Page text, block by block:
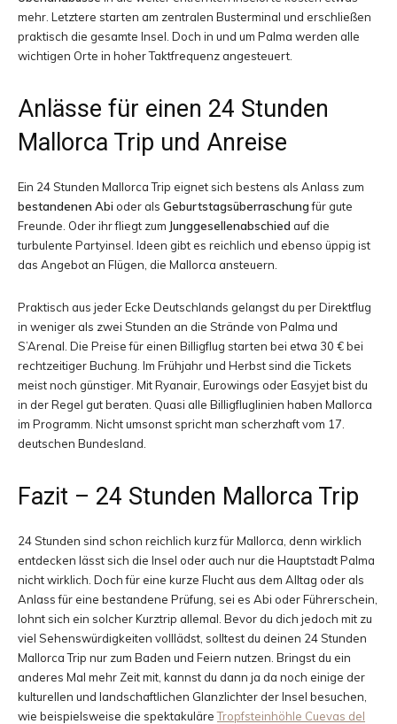
mehr. Letztere starten am zentralen Busterminal und erschließen
praktisch die gesamte Insel. Doch in und um Palma werden alle
wichtigen Orte in hoher Taktfrequenz angesteuert.
Anlässe für einen 24 Stunden
Mallorca Trip und Anreise
Ein 24 Stunden Mallorca Trip eignet sich bestens als Anlass zum
bestandenen Abi oder als Geburtstagsüberraschungfür gute
Freunde. Oder ihr fliegt zum Junggesellenabschied auf die
turbulente Partyinsel. Ideen gibt es reichlich und ebenso üppig ist
das Angebot an Flügen, die Mallorca ansteuern.
Praktisch aus jeder Ecke Deutschlands gelangst du per Direktflug
in weniger als zwei Stunden an die Strände von Palma und
S’Arenal. Die Preise für einen Billigflug starten bei etwa 30 € bei
rechtzeitiger Buchung. Im Frühjahr und Herbst sind die Tickets
meist noch günstiger. Mit Ryanair, Eurowings oder Easyjet bist du
in der Regel gut beraten. Quasi alle Billigfluglinien haben Mallorca
im Programm. Nicht umsonst spricht man scherzhaft vom 17.
deutschen Bundesland.
Fazit – 24 Stunden Mallorca Trip
24 Stunden sind schon reichlich kurz für Mallorca, denn wirklich
entdecken lässt sich die Insel oder auch nur die Hauptstadt Palma
nicht wirklich. Doch für eine kurze Flucht aus dem Alltag oder als
Anlass für eine bestandene Prüfung, sei es Abi oder Führerschein,
lohnt sich ein solcher Kurztrip allemal. Bevor du dich jedoch mit zu
viel Sehenswürdigkeiten volllädst, solltest du deinen 24 Stunden
Mallorca Trip nur zum Baden und Feiern nutzen. Bringst du ein
anderes Mal mehr Zeit mit, kannst du dann ja da noch einige der
kulturellen und landschaftlichen Glanzlichter der Insel besuchen,
wie beispielsweise die spektakuläreTropfsteinhöhle Cuevas del